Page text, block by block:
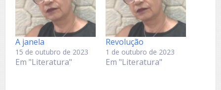
A janela
15 de outubro de 2023
Em "Literatura"
Revolução
1 de outubro de 2023
Em "Literatura"